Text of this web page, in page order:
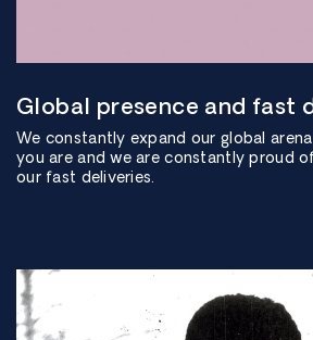
Global presence and fast
We constantly expand our global
you are and we are constantly proud
our fast deliveries.